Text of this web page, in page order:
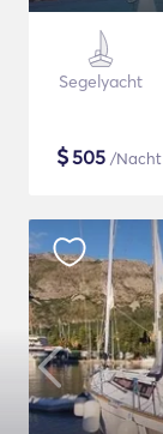
Segelyacht
$505 /Nacht